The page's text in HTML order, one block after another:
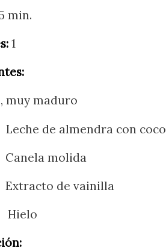
min.
1
muy maduro
de almendra con coco
molida
Extracto de vainilla
Hielo